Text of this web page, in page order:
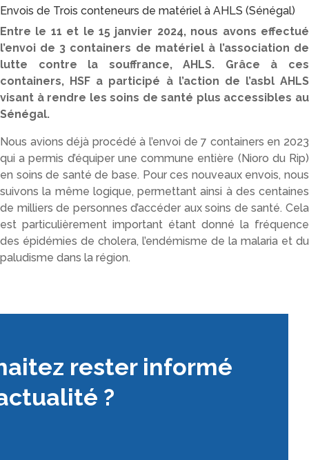
Envois de Trois conteneurs de matériel à AHLS (Sénégal)
Entre le 11 et le 15 janvier 2024, nous avons effectué
l’envoi de 3 containers de matériel à l’association de
lutte contre la souffrance, AHLS. Grâce à ces
containers, HSF a participé à l’action de l’asbl AHLS
visant à rendre les soins de santé plus accessibles au
Sénégal.
Nous avions déjà procédé à l’envoi de 7 containers en 2023
qui a permis d’équiper une commune entière (Nioro du Rip)
en soins de santé de base. Pour ces nouveaux envois, nous
suivons la même logique, permettant ainsi à des centaines
de milliers de personnes d’accéder aux soins de santé. Cela
est particulièrement important étant donné la fréquence
des épidémies de cholera, l’endémisme de la malaria et du
paludisme dans la région.
rester informé
?